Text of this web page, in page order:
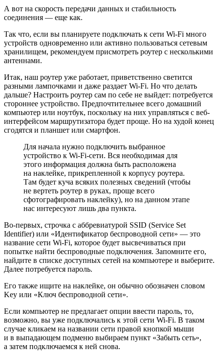
А вот на скорость передачи данных и стабильность
соединения — еще как.
Так что, если вы планируете подключать к сети Wi-Fi много
устройств одновременно или активно пользоваться сетевым
хранилищем, рекомендуем присмотреть роутер с несколькими
антеннами.
Итак, наш роутер уже работает, приветственно светится
разными лампочками и даже раздает Wi-Fi. Но что делать
дальше? Настроить роутер сам по себе не выйдет: потребуется
стороннее устройство. Предпочтительнее всего домашний
компьютер или ноутбук, поскольку на них управляться с веб-
интерфейсом маршрутизатора будет проще. Но на худой конец
сгодятся и планшет или смартфон.
Для начала нужно подключить выбранное
устройство к Wi-Fi-сети. Вся необходимая для
этого информация должна быть расположена
на наклейке, прикрепленной к корпусу роутера.
Там будет куча всяких полезных сведений (чтобы
не вертеть роутер в руках, проще всего
сфотографировать наклейку), но на данном этапе
нас интересуют лишь два пункта.
Во-первых, строчка с аббревиатурой SSID (Service Set
Identifier) или «Идентификатор беспроводной сети» — это
название сети Wi-Fi, которое будет высвечиваться при
попытке найти беспроводные подключения. Запомните его,
найдите в списке доступных сетей на компьютере и выберите.
Далее потребуется пароль.
Его также ищите на наклейке, он обычно обозначен словом
Key или «Ключ беспроводной сети».
Если компьютер не предлагает опции ввести пароль, то,
возможно, вы уже подключались к этой сети Wi-Fi. В таком
случае кликаем на названии сети правой кнопкой мыши
и в выпадающем подменю выбираем пункт «Забыть сеть»,
а затем подключаемся к ней снова.